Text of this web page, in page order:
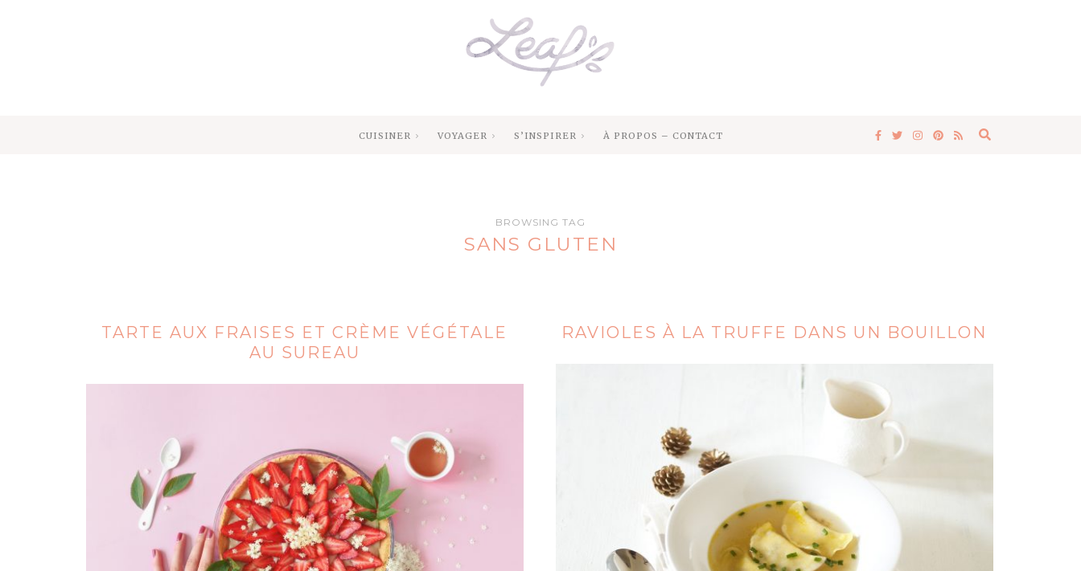
CUISINER VOYAGER S’INSPIRER À PROPOS – CONTACT
BROWSING TAG
SANS GLUTEN
TARTE AUX FRAISES ET CRÈME VÉGÉTALE
AU SUREAU
RAVIOLES À LA TRUFFE DANS UN BOUILLON